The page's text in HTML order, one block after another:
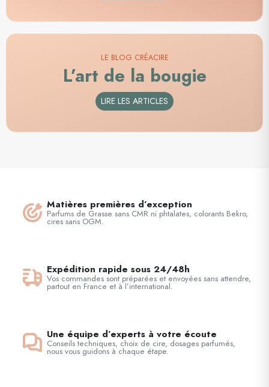
LE BLOG CRÉACIRE
L’art de la bougie
LIRE LES ARTICLES
Matières premières d’exception
Parfums de Grasse sans CMR ni phtalates, colorants Bekro,
cires sans OGM.
Expédition rapide sous 24/48h
Vos commandes sont préparées et envoyées sans attendre,
partout en France et à l’international.
Une équipe d’experts à votre écoute
Conseils techniques, choix de cire, dosages parfumés,
nous vous guidons à chaque étape.